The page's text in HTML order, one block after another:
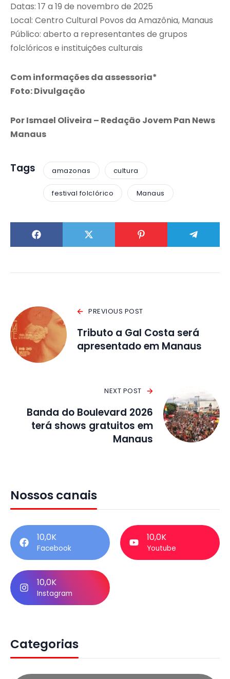
Datas: 17 a 19 de novembro de 2025
Local: Centro Cultural Povos da Amazônia, Manaus
Público: aberto a representantes de grupos
folclóricos e instituições culturais
Com informações da assessoria*
Foto: Divulgação
Por Ismael Oliveira – Redação Jovem Pan News
Manaus
Tags amazonas cultura
festival folclórico Manaus
PREVIOUS POST
Tributo a Gal Costa será
apresentado em Manaus
NEXT POST
Banda do Boulevard 2026
terá shows gratuitos em
Manaus
Nossos canais
10,0K
Facebook
10,0K
Youtube
10,0K
Instagram
Categorias